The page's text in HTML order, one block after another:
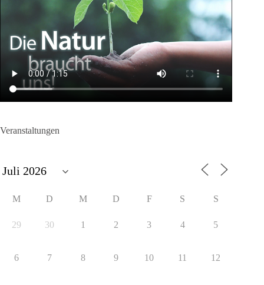
Veranstaltungen
M D M D F S S
29 30 1 2 3 4 5
6 7 8 9 10 11 12